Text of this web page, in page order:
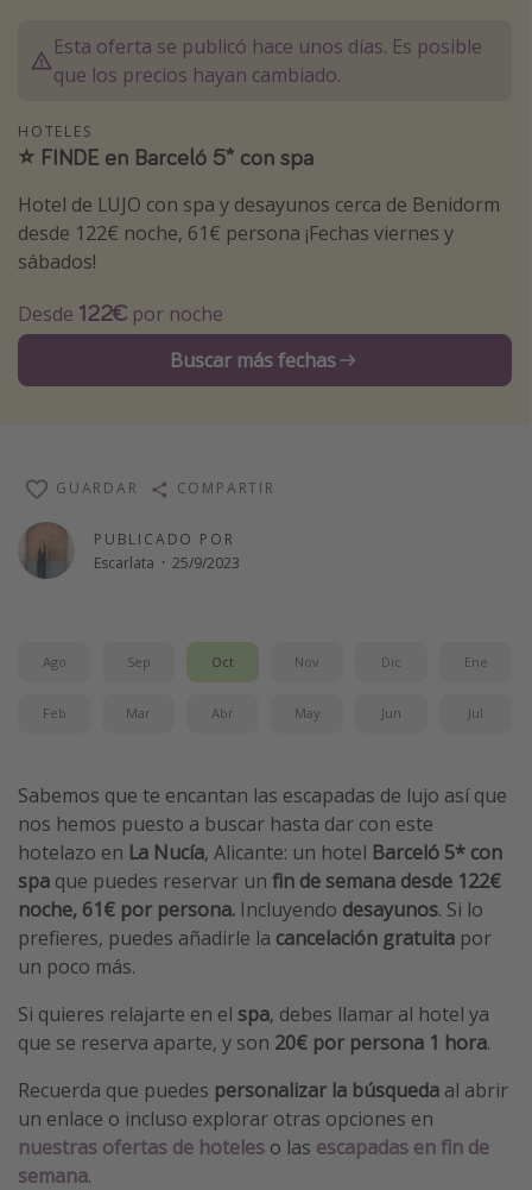
Islas Baleares
Tailandia
Albania
Camping
Glamping
Ofertas para Vacaciones Activas
Viajes en familia
Vacaciones de Playa
Escapadas románticas
Más temas
Cruceros por el Mediterráneo
Hoteles más hot de España
Guía de equipaje de mano
Parques de atracciones
Viaja con musicales
El Rey León el musical
Harry Potter en Londres y otros destinos
Eventos deportivos
Esta oferta se publicó hace unos días. Es posible
que los precios hayan cambiado.
HOTELES
⭐️ FINDE en Barceló 5* con spa
Hotel de LUJO con spa y desayunos cerca de Benidorm
desde 122€ noche, 61€ persona ¡Fechas viernes y
sábados!
Desde 122€ por noche
Buscar más fechas
PUBLICADO POR
Escarlata · 25/9/2023
GUARDAR COMPARTIR
Ago Sep Oct Nov Dic Ene
Feb Mar Abr May Jun Jul
Sabemos que te encantan las escapadas de lujo así que
nos hemos puesto a buscar hasta dar con este
hotelazo en La Nucía, Alicante: un hotel Barceló 5* con
spa que puedes reservar un fin de semana desde 122€
noche, 61€ por persona. Incluyendo desayunos. Si lo
prefieres, puedes añadirle la cancelación gratuita por
un poco más.
Si quieres relajarte en el spa, debes llamar al hotel ya
que se reserva aparte, y son 20€ por persona 1 hora.
Recuerda que puedes personalizar la búsqueda al abrir
un enlace o incluso explorar otras opciones en
nuestras ofertas de hoteles o las escapadas en fin de
semana.